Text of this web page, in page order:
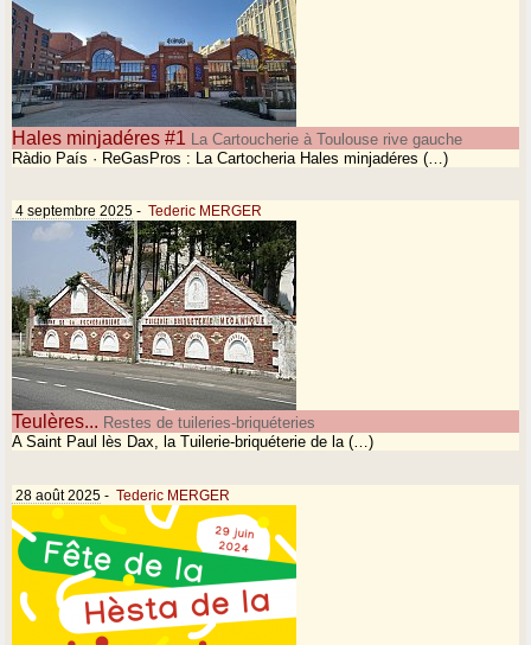
Hales minjadéres #1 La Cartoucherie à Toulouse rive gauche
Ràdio País · ReGasPros : La Cartocheria Hales minjadéres (…)
4 septembre 2025 - Tederic MERGER
Teulères... Restes de tuileries-briquéteries
A Saint Paul lès Dax, la Tuilerie-briquéterie de la (…)
28 août 2025 - Tederic MERGER